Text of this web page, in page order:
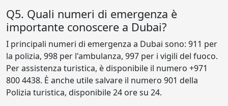
Q5. Quali numeri di emergenza è
importante conoscere a Dubai?
I principali numeri di emergenza a Dubai sono: 911 per
la polizia, 998 per l'ambulanza, 997 per i vigili del fuoco.
Per assistenza turistica, è disponibile il numero +971
800 4438. È anche utile salvare il numero 901 della
Polizia turistica, disponibile 24 ore su 24.